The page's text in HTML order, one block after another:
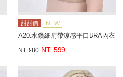
甜甜價 NEW
A20.水鑽細肩帶涼感平口BRA內衣
NT. 980 NT. 599